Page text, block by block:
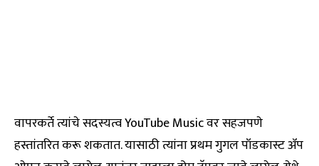
वापरकर्ते त्यांचे सदस्यत्व YouTube Music वर सहजपणे
हस्तांतरित करू शकतात. यासाठी त्यांना प्रथम गुगल पॉडकास्ट ॲप